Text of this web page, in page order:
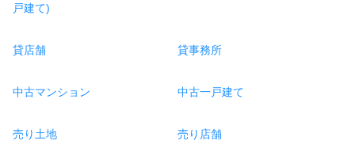
戸建て)
貸店舗 貸事務所
中古マンション 中古一戸建て
売り土地 売り店舗